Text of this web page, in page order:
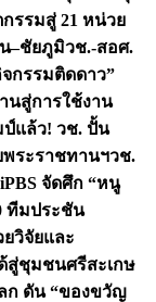
รรมสู่ 21 หน่วย
–ชัยภูมิวช.-สอศ.
กรรมติดดาว”
นสู่การใช้งาน
ป์แล้ว! วช. ปั้น
พระราชทานฯวช.
จัดศึก “หนู
ทีมประชัน
วิจัยและ
สู่ชุมชนศรีสะเกษ
ก ดัน “ของขวัญ